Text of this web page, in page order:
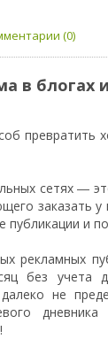
(0)
в блогах
превратить
сетях ―
заказать у
публикации и
рекламных
без учета
не